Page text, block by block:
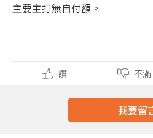
主要主打無自付額。
讚 不滿
我要留